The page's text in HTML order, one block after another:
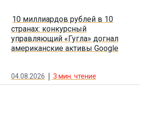
10 миллиардов рублей в 10
странах: конкурсный
управляющий «Гугла» догнал
американские активы Google
04.08.2026 3 мин. чтение